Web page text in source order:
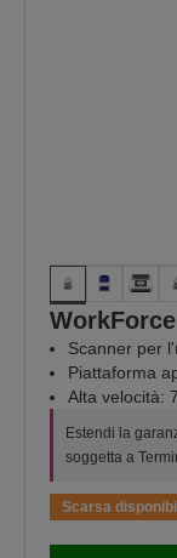
Scanner per
Piattaforma
Alta velocità:
Estendi la
soggetta a
Scarsa